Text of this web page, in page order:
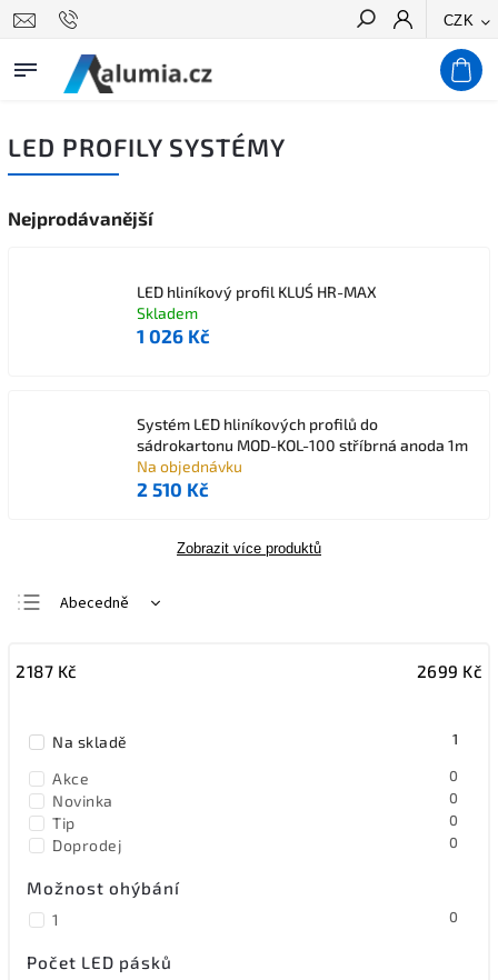
CZK
Hledat
LED PROFILY SYSTÉMY
Nejprodávanější
LED hliníkový profil KLUŚ HR-MAX
Skladem
1 026 Kč
Systém LED hliníkových profilů do
sádrokartonu MOD-KOL-100 stříbrná anoda 1m
Na objednávku
2 510 Kč
Zobrazit více produktů
Abecedně
Nejdražší
2187 Kč 2699 Kč
Na skladě 1
Akce 0
Novinka 0
Tip 0
Doprodej 0
Možnost ohýbání
1 0
Počet LED pásků